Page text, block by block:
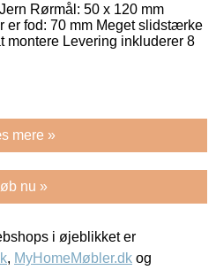
Rørmål: 50 x 120 mm
er fod: 70 mm Meget slidstærke
montere Levering inkluderer 8
mere »
nu »
i øjeblikket er
, MyHomeMøbler.dk og